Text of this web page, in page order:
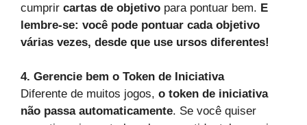
cumprir cartas de objetivo para pontuar bem. E
lembre-se: você pode pontuar cada objetivo
várias vezes, desde que use ursos diferentes!
4. Gerencie bem o Token de Iniciativa
Diferente de muitos jogos, o token de iniciativa
não passa automaticamente. Se você quiser